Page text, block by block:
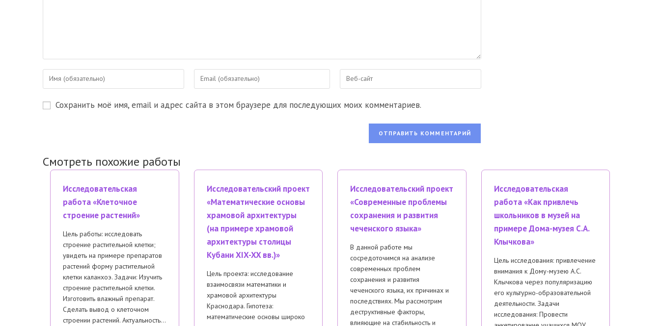
Введите
Введите
адрес,
Введите
веб-
Сохранить моё имя, email и адрес сайта в этом браузере для последующих моих комментариев.
Смотреть похожие работы
Исследовательская
работа «Клеточное
строение растений»
Цель работы: исследовать
строение растительной клетки;
увидеть на примере препаратов
растений форму растительной
клетки каланхоэ. Задачи: Изучить
строение растительной клетки.
Изготовить влажный препарат.
Сделать вывод о клеточном
строении растений. Актуальность…
Исследовательский проект
«Математические основы
храмовой архитектуры
(на примере храмовой
архитектуры столицы
Кубани XIX-XX вв.)»
Цель проекта: исследование
взаимосвязи математики и
храмовой архитектуры
Краснодара. Гипотеза:
математические основы широко
Исследовательский проект
«Современные проблемы
сохранения и развития
чеченского языка»
В данной работе мы
сосредоточимся на анализе
современных проблем
сохранения и развития
чеченского языка, их причинах и
последствиях. Мы рассмотрим
деструктивные факторы,
влияющие на стабильность и
Исследовательская
работа «Как привлечь
школьников в музей на
примере Дома-музея С.А.
Клычкова»
Цель исследования: привлечение
внимания к Дому-музею А.С.
Клычкова через популяризацию
его культурно-образовательной
деятельности. Задачи
исследования: Провести